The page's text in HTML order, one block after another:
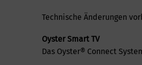
Technische Änderungen
Oyster Smart TV
Das Oyster® Connect